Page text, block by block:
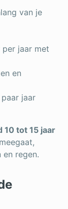
van je
jaar met
en
jaar
10 tot 15 jaar
regen.